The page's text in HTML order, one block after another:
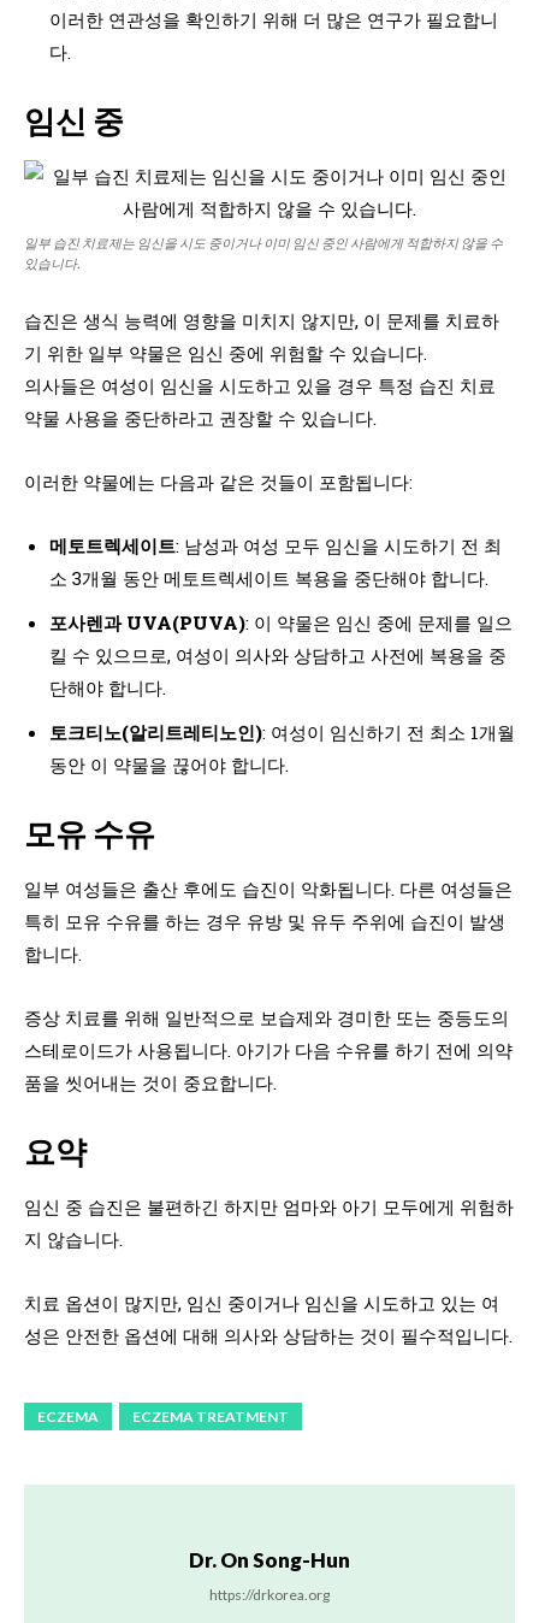
이러한 연관성을 확인하기 위해 더 많은 연구가 필요합니
다.
임신 중
일부 습진 치료제는 임신을 시도 중이거나 이미 임신 중인 사람에게 적합하지 않을 수
있습니다.
습진은 생식 능력에 영향을 미치지 않지만, 이 문제를 치료하
기 위한 일부 약물은 임신 중에 위험할 수 있습니다.
의사들은 여성이 임신을 시도하고 있을 경우 특정 습진 치료
약물 사용을 중단하라고 권장할 수 있습니다.
이러한 약물에는 다음과 같은 것들이 포함됩니다:
메토트렉세이트: 남성과 여성 모두 임신을 시도하기 전 최
소 3개월 동안 메토트렉세이트 복용을 중단해야 합니다.
포사렌과 UVA(PUVA): 이 약물은 임신 중에 문제를 일으
킬 수 있으므로, 여성이 의사와 상담하고 사전에 복용을 중
단해야 합니다.
토크티노(알리트레티노인): 여성이 임신하기 전 최소 1개월
동안 이 약물을 끊어야 합니다.
모유 수유
일부 여성들은 출산 후에도 습진이 악화됩니다. 다른 여성들은
특히 모유 수유를 하는 경우 유방 및 유두 주위에 습진이 발생
합니다.
증상 치료를 위해 일반적으로 보습제와 경미한 또는 중등도의
스테로이드가 사용됩니다. 아기가 다음 수유를 하기 전에 의약
품을 씻어내는 것이 중요합니다.
요약
임신 중 습진은 불편하긴 하지만 엄마와 아기 모두에게 위험하
지 않습니다.
치료 옵션이 많지만, 임신 중이거나 임신을 시도하고 있는 여
성은 안전한 옵션에 대해 의사와 상담하는 것이 필수적입니다.
ECZEMA ECZEMA TREATMENT
Dr. On Song-Hun
https://drkorea.org